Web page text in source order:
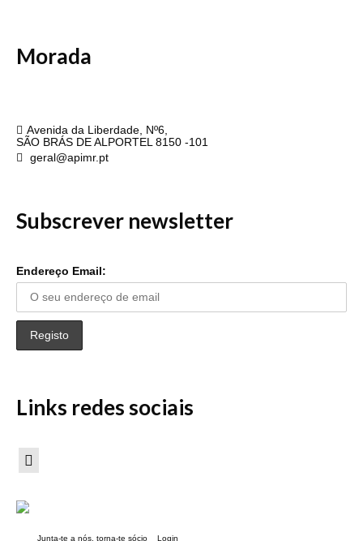
Morada
Avenida da Liberdade, Nº6,
SÃO BRÁS DE ALPORTEL 8150 -101
geral@apimr.pt
Subscrever newsletter
Endereço Email:
Links redes sociais
Junta-te a nós, torna-te sócio Login